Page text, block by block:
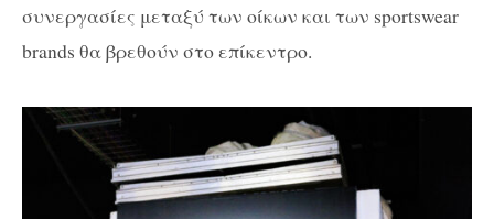
συνεργασίες μεταξύ των οίκων και των sportswear
brands θα βρεθούν στο επίκεντρο.